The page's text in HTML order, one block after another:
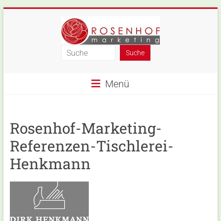
Rosenhof-
Menü
Rosenhof-Marketing-
Referenzen-Tischlerei-
Henkmann